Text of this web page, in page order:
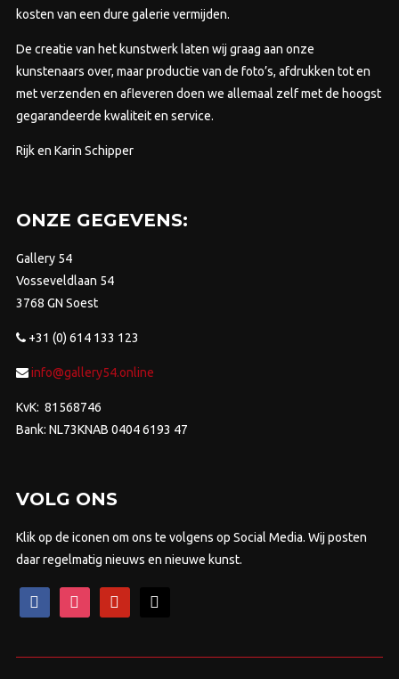
kosten van een dure galerie vermijden.
De creatie van het kunstwerk laten wij graag aan onze
kunstenaars over, maar productie van de foto’s, afdrukken tot en
met verzenden en afleveren doen we allemaal zelf met de hoogst
gegarandeerde kwaliteit en service.
Rijk en Karin Schipper
ONZE GEGEVENS:
Gallery 54
Vosseveldlaan 54
3768 GN Soest
+31 (0) 614 133 123
info@gallery54.online
KvK: 81568746
Bank: NL73KNAB 0404 6193 47
VOLG ONS
Klik op de iconen om ons te volgens op Social Media. Wij posten
daar regelmatig nieuws en nieuwe kunst.
facebookinstagrampinterest mail